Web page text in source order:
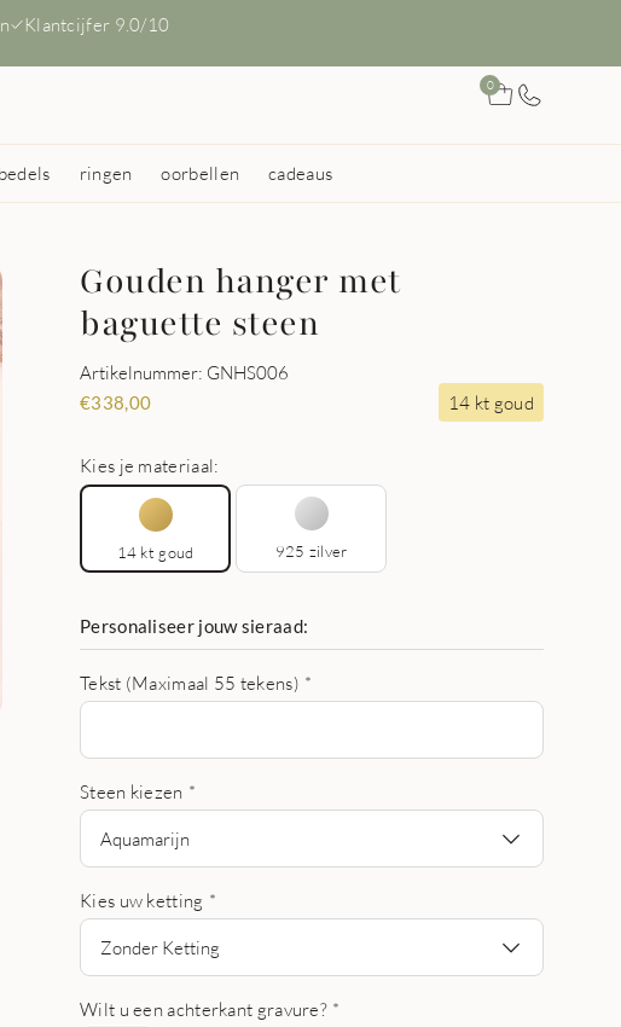
Klantcijfer 9.0/10
0
ringen oorbellen cadeaus
Gouden hanger met
baguette steen
Artikelnummer: GNHS006
€338,00 14 kt goud
Kies je materiaal:
14 kt goud 925 zilver
Personaliseer jouw sieraad:
Tekst (Maximaal 55 tekens) *
Steen kiezen *
Aquamarijn
Kies uw ketting *
Zonder Ketting
Wilt u een achterkant gravure? *